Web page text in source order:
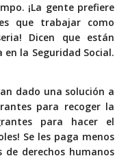
¡La gente prefiere
que trabajar como
Dicen que están
la Seguridad Social.
dado una solución a
para recoger la
para hacer el
Se les paga menos
derechos humanos